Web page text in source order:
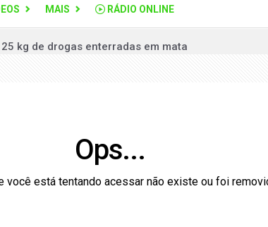
MAIS RÁDIO ONLINE
kg de drogas enterradas em mata
roubo de carreta com 14 toneladas de alimentos
lideram ranking do Ideb 2025 na região de
Ops...
você está tentando acessar não existe ou foi